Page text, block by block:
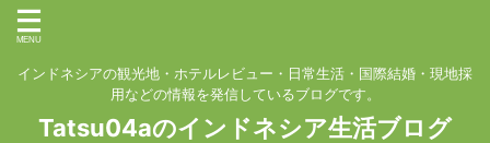
インドネシアの観光地・ホテルレビュー・日常生活・国際結婚・現地採
用などの情報を発信しているブログです。
Tatsu04aのインドネシア生活ブログ